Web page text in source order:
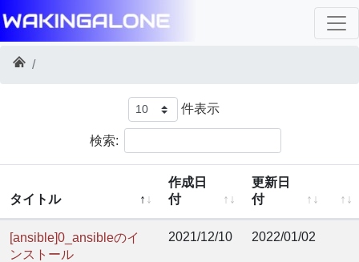
件表示
検索:
タイトル
作成日
付
更新日
付
[ansible]0_ansibleのイ
ンストール
2021/12/10 2022/01/02